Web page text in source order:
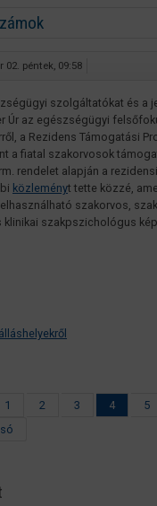
02. péntek, 09:58
szolgáltatókat és a
Úr az egészségügyi
a Rezidens Támogatási
a fiatal szakorvosok
rendelet alapján a
közleményt tette közzé,
szakorvos,
klinikai szakpszichológus
1 2 3 4
5